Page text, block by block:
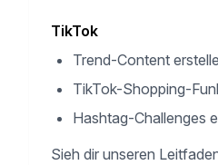
TikTok
Trend-Content
TikTok-Shopping-
Hashtag-Challenges
Sieh dir unseren